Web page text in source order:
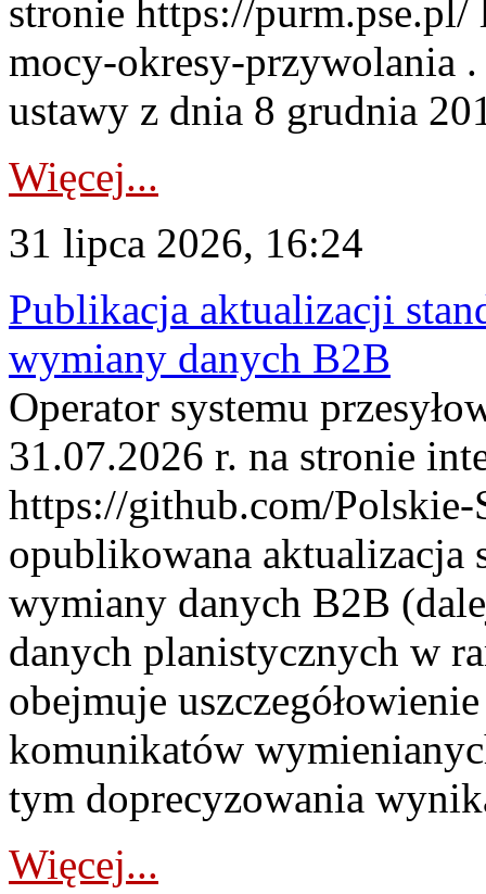
stronie https://
mocy-okresy-przywolania
ustawy z dnia 8 grudnia
Więcej...
31 lipca 2026, 16:24
Publikacja aktualizacji
wymiany danych B2B
Operator systemu
31.07.2026 r. na stronie
https://github.com/Polskie-
opublikowana aktualizacja
wymiany danych B2B
danych planistycznych w
obejmuje
komunikatów
tym doprecyzowania
Więcej...